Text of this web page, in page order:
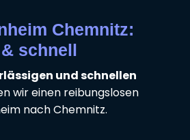
Chemnitz:
schnell
und schnellen
wir einen reibungslosen
nach Chemnitz.